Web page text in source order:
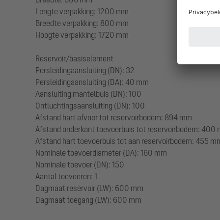
Lengte verpakking: 1200 mm
Breedte verpakking: 800 mm
Hoogte verpakking: 1720 mm
Reservoir/basiselement
Persleidingaansluiting (DN): 32
Persleidingaansluiting (DA): 40 mm
Aansluiting mantelbuis (DN): 100
Ontluchtingsaansluiting (DN): 100
Afstand hart afvoer tot reservoirbodem: 894 mm
Afstand onderkant toevoerbuis tot reservoirbodem: 400
Afstand hart toevoerbuis tot aan reservoirbodem: 455
Nominale toevoerdiameter (DA): 160 mm
Nominale toevoer (DN): 150
Aantal toevoeren: 1
Dagmaat reservoir (LW): 600 mm
Dagmaat toegang (LW): 600 mm